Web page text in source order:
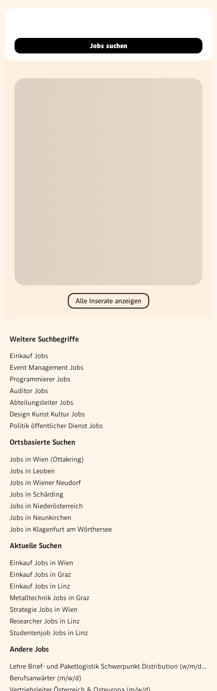
Jobs suchen
Alle Inserate anzeigen
Weitere Suchbegriffe
Einkauf Jobs
Event Management Jobs
Programmierer Jobs
Auditor Jobs
Abteilungsleiter Jobs
Design Kunst Kultur Jobs
Politik öffentlicher Dienst Jobs
Ortsbasierte Suchen
Jobs in Wien (Ottakring)
Jobs in Leoben
Jobs in Wiener Neudorf
Jobs in Schärding
Jobs in Niederösterreich
Jobs in Neunkirchen
Jobs in Klagenfurt am Wörthersee
Aktuelle Suchen
Einkauf Jobs in Wien
Einkauf Jobs in Graz
Einkauf Jobs in Linz
Metalltechnik Jobs in Graz
Strategie Jobs in Wien
Researcher Jobs in Linz
Studentenjob Jobs in Linz
Andere Jobs
Lehre Brief- und Paketlogistik Schwerpunkt Distribution (w/m/d) 6401 Inzing
Berufsanwärter (m/w/d)
Vertriebsleiter Österreich & Osteuropa (m/w/d)